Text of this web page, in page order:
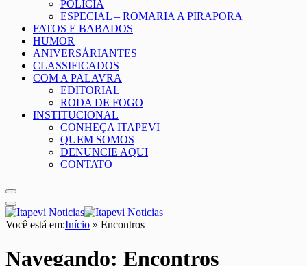
POLÍCIA
ESPECIAL – ROMARIA A PIRAPORA
FATOS E BABADOS
HUMOR
ANIVERSÁRIANTES
CLASSIFICADOS
COM A PALAVRA
EDITORIAL
RODA DE FOGO
INSTITUCIONAL
CONHEÇA ITAPEVI
QUEM SOMOS
DENUNCIE AQUI
CONTATO
Você está em:Início » Encontros
Navegando: Encontros